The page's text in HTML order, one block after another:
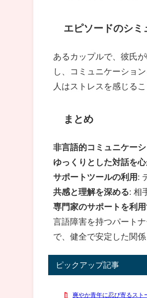
エピソードのシミ
あるカップルで、彼氏
し、コミュニケーショ
人はストレスを感じる
まとめ
非言語的コミュニケー
ゆっくりとした対話を
サポートツールの利用 :
共感と理解を深める: 相
専門家のサポートを利
言語障害を持つパート
で、健全で安定した関
ピックアップ記事